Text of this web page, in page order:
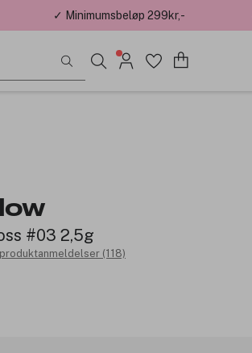
✓ Minimumsbeløp 299kr,-
#03 2,5g
produktanmeldelser (118)